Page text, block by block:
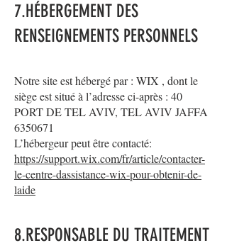
7.HÉBERGEMENT DES
RENSEIGNEMENTS PERSONNELS
Notre site est hébergé par : WIX , dont le
siège est situé à l’adresse ci-après : 40
PORT DE TEL AVIV, TEL AVIV JAFFA
6350671
L’hébergeur peut être contacté:
https://support.wix.com/fr/article/contacter-
le-centre-dassistance-wix-pour-obtenir-de-
laide
8.RESPONSABLE DU TRAITEMENT